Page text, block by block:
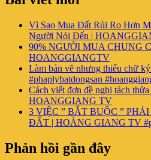
Vì Sao Mua Đất Rủi Ro Hơn
Người Nói Đến |
90% NGƯỜI MUA CHUNG
HOANGGIANGTV
Làm bản vẽ nhưng thiếu chữ
#phaplybatdongsan
Cách viết đơn đề nghị tách
HOANGGIANG TV
3 VIỆC ” BẮT BUỘC ”
ĐẤT | HOÀNG GIANG TV
Phản hồi gần đây